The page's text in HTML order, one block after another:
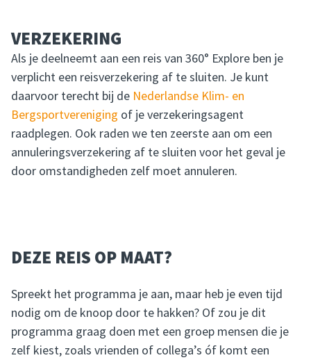
VERZEKERING
Als je deelneemt aan een reis van 360° Explore ben je
verplicht een reisverzekering af te sluiten. Je kunt
daarvoor terecht bij de Nederlandse Klim- en
Bergsportvereniging of je verzekeringsagent
raadplegen. Ook raden we ten zeerste aan om een
annuleringsverzekering af te sluiten voor het geval je
door omstandigheden zelf moet annuleren.
DEZE REIS OP MAAT?
Spreekt het programma je aan, maar heb je even tijd
nodig om de knoop door te hakken? Of zou je dit
programma graag doen met een groep mensen die je
zelf kiest, zoals vrienden of collega’s óf komt een